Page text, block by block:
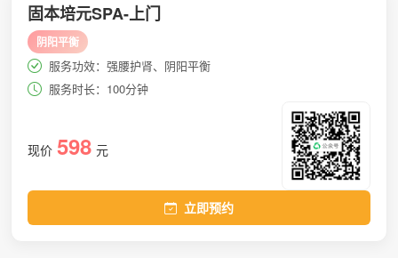
固本培元SPA-上门
阴阳平衡
服务功效：强腰护肾、阴阳平衡
服务时长：100分钟
现价 598 元
立即预约